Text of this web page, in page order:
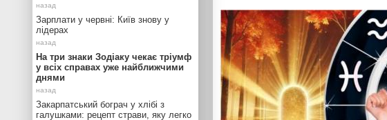
Зарплати у червні: Київ знову у
лідерах
На три знаки Зодіаку чекає тріумф
у всіх справах уже найближчими
днями
Закарпатський бограч у хлібі з
галушками: рецепт страви, яку легко